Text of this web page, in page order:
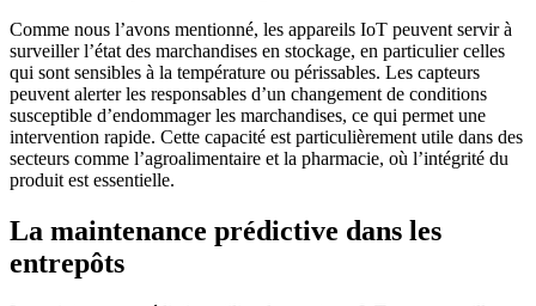
Comme nous l’avons mentionné, les appareils IoT peuvent servir à
surveiller l’état des marchandises en stockage, en particulier celles
qui sont sensibles à la température ou périssables. Les capteurs
peuvent alerter les responsables d’un changement de conditions
susceptible d’endommager les marchandises, ce qui permet une
intervention rapide. Cette capacité est particulièrement utile dans des
secteurs comme l’agroalimentaire et la pharmacie, où l’intégrité du
produit est essentielle.
La maintenance prédictive dans les
entrepôts